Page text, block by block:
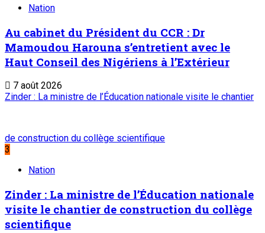
Nation
Au cabinet du Président du CCR : Dr
Mamoudou Harouna s’entretient avec le
Haut Conseil des Nigériens à l’Extérieur
7 août 2026
Zinder : La ministre de l’Éducation nationale visite le chantier
de construction du collège scientifique
3
Nation
Zinder : La ministre de l’Éducation nationale
visite le chantier de construction du collège
scientifique